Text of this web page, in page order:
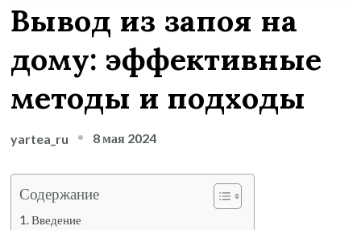
Вывод из запоя на
дому: эффективные
методы и подходы
yartea_ru 8 мая 2024
Содержание
Введение